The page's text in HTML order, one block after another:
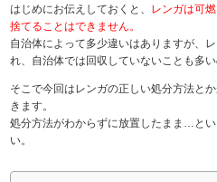
はじめにお伝えしておくと、 レンガは可
捨てることはできません。
自治体によって多少違いはありますが、レ
れ、自治体では回収していないことも多い
そこで今回はレンガの正しい処分方法と
きます。
処分方法がわからずに放置したまま…と
い。